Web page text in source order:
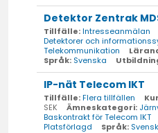
Detektor Zentrak
Tillfälle:Intresseanmälan
Detektorer och
Telekommunikation
Språk: Svenska
IP-nät Telecom IKT
Tillfälle:Flera tillfällen
SEK
Ämneskategori:
Baskontrakt för Telecom IKT
Platsförlagd
Språk: